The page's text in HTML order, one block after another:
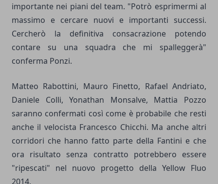
importante nei piani del team. "Potrò esprimermi al
massimo e cercare nuovi e importanti successi.
Cercherò la definitiva consacrazione potendo
contare su una squadra che mi spalleggerà"
conferma Ponzi.
Matteo Rabottini, Mauro Finetto, Rafael Andriato,
Daniele Colli, Yonathan Monsalve, Mattia Pozzo
saranno confermati così come è probabile che resti
anche il velocista Francesco Chicchi. Ma anche altri
corridori che hanno fatto parte della Fantini e che
ora risultato senza contratto potrebbero essere
"ripescati" nel nuovo progetto della Yellow Fluo
2014.